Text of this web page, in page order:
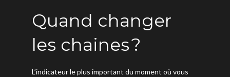
Quand changer
les chaines ?
L’indicateur le plus important du moment où vous